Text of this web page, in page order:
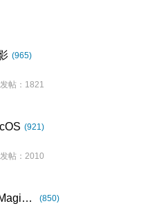
(965)
帖：1821
(921)
帖：2010
荣耀Magic7系列 (850)